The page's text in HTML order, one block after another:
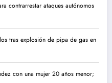
contrarrestar ataques autónomos
tras explosión de pipa de gas en
con una mujer 20 años menor;